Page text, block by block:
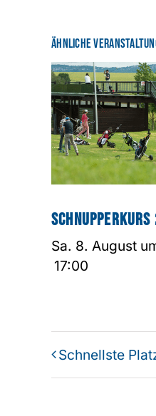
Ähnliche
Schnupperkurs
Sa. 8. August
17:00
Schnellste